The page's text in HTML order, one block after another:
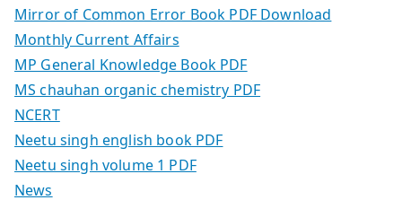
Mirror of Common Error Book PDF Download
Monthly Current Affairs
MP General Knowledge Book PDF
MS chauhan organic chemistry PDF
NCERT
Neetu singh english book PDF
Neetu singh volume 1 PDF
News